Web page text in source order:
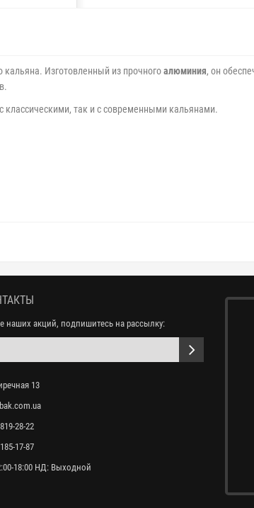
Изготовленный из прочногоалюминия, он
классическими, так и с современными кальянами.
наших акций, подпишитесь на рассылку:
13
28-22
17-87
18:00 НД: Выходной